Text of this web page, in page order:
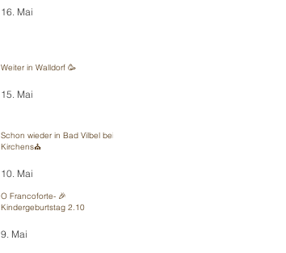
16. Mai
Weiter in Walldorf 🥳
15. Mai
Schon wieder in Bad Vilbel bei
Kirchens⛪️
10. Mai
O Francoforte- 🎉
Kindergeburtstag 2.10
9. Mai